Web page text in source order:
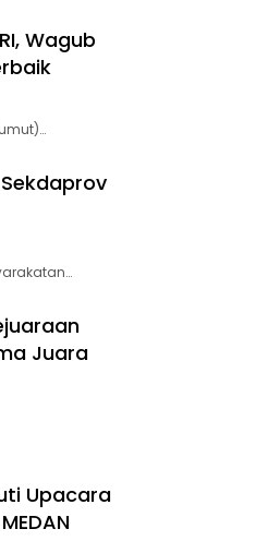
Wagub
Juara
Upacara